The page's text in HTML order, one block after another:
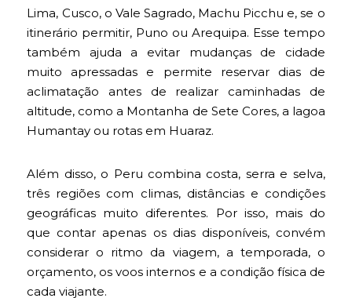
Lima, Cusco, o Vale Sagrado, Machu Picchu e, se o
itinerário permitir, Puno ou Arequipa. Esse tempo
também ajuda a evitar mudanças de cidade
muito apressadas e permite reservar dias de
aclimatação antes de realizar caminhadas de
altitude, como a Montanha de Sete Cores, a lagoa
Humantay ou rotas em Huaraz.
Além disso, o Peru combina costa, serra e selva,
três regiões com climas, distâncias e condições
geográficas muito diferentes. Por isso, mais do
que contar apenas os dias disponíveis, convém
considerar o ritmo da viagem, a temporada, o
orçamento, os voos internos e a condição física de
cada viajante.